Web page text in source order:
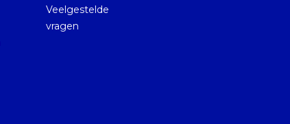
Veelgestelde
vragen